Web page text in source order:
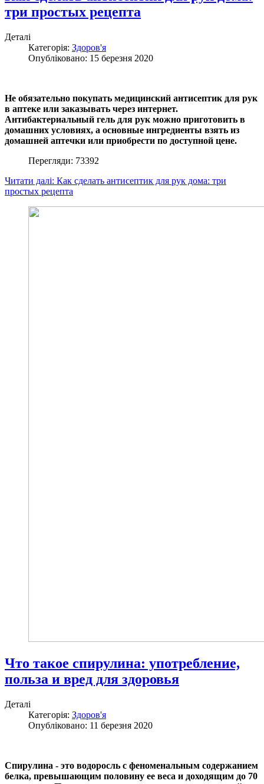
три простых рецепта
Деталі
Категорія: Здоров'я
Опубліковано: 15 березня 2020
Не обязательно покупать медицинский антисептик для рук
в аптеке или заказывать через интернет.
Антибактериальный гель для рук можно приготовить в
домашних условиях, а основные ингредиенты взять из
домашней аптечки или приобрести по доступной цене.
Перегляди: 73392
Читати далі: Как сделать антисептик для рук дома: три
простых рецепта
Что такое спирулина: употребление,
польза и вред для здоровья
Деталі
Категорія: Здоров'я
Опубліковано: 11 березня 2020
Спирулина - это водоросль с феноменальным содержанием
белка, превышающим половину ее веса и доходящим до 70